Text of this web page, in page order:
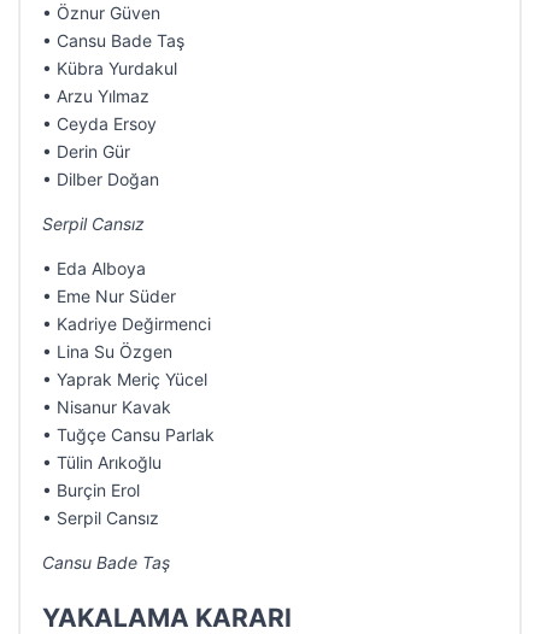
• Öznur Güven
• Cansu Bade Taş
• Kübra Yurdakul
• Arzu Yılmaz
• Ceyda Ersoy
• Derin Gür
• Dilber Doğan
Serpil Cansız
• Eda Alboya
• Eme Nur Süder
• Kadriye Değirmenci
• Lina Su Özgen
• Yaprak Meriç Yücel
• Nisanur Kavak
• Tuğçe Cansu Parlak
• Tülin Arıkoğlu
• Burçin Erol
• Serpil Cansız
Cansu Bade Taş
YAKALAMA KARARI